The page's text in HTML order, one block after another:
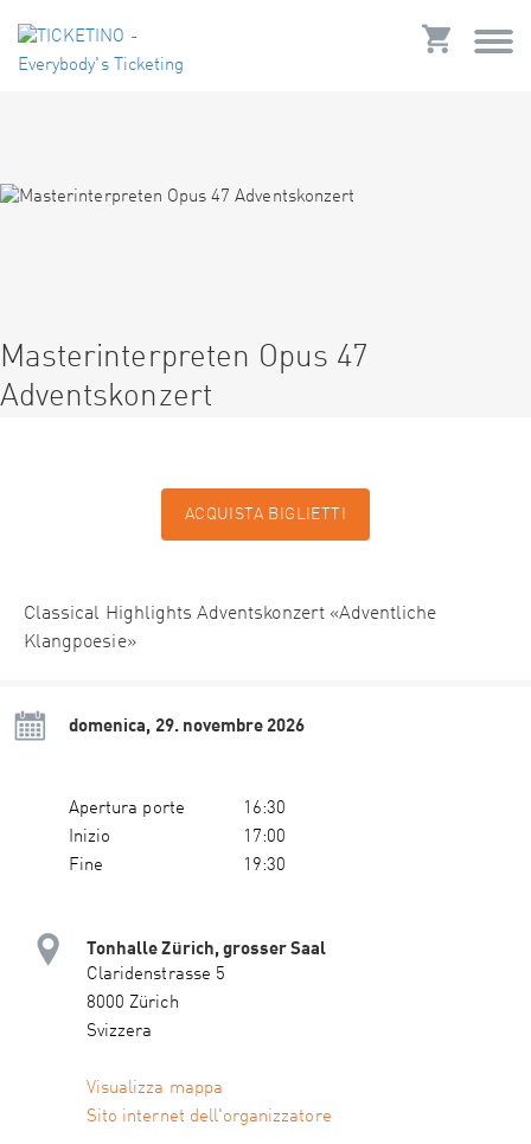
Masterinterpreten Opus 47
Adventskonzert
ACQUISTA BIGLIETTI
Classical Highlights Adventskonzert «Adventliche
Klangpoesie»
domenica, 29. novembre 2026
Apertura porte
16:30
Inizio
17:00
Fine
19:30
Tonhalle Zürich, grosser Saal
Claridenstrasse 5
8000 Zürich
Svizzera
Visualizza mappa
Sito internet dell'organizzatore